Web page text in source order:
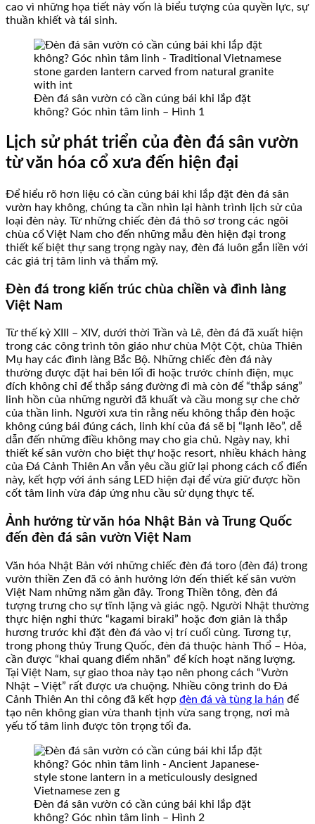
cao vì những họa tiết này vốn là biểu tượng của quyền lực, sự
thuần khiết và tái sinh.
Đèn đá sân vườn có cần cúng bái khi lắp đặt
không? Góc nhìn tâm linh – Hình 1
Lịch sử phát triển của đèn đá sân vườn
từ văn hóa cổ xưa đến hiện đại
Để hiểu rõ hơn liệu có cần cúng bái khi lắp đặt đèn đá sân
vườn hay không, chúng ta cần nhìn lại hành trình lịch sử của
loại đèn này. Từ những chiếc đèn đá thô sơ trong các ngôi
chùa cổ Việt Nam cho đến những mẫu đèn hiện đại trong
thiết kế biệt thự sang trọng ngày nay, đèn đá luôn gắn liền với
các giá trị tâm linh và thẩm mỹ.
Đèn đá trong kiến trúc chùa chiền và đình làng
Việt Nam
Từ thế kỷ XIII – XIV, dưới thời Trần và Lê, đèn đá đã xuất hiện
trong các công trình tôn giáo như chùa Một Cột, chùa Thiên
Mụ hay các đình làng Bắc Bộ. Những chiếc đèn đá này
thường được đặt hai bên lối đi hoặc trước chính điện, mục
đích không chỉ để thắp sáng đường đi mà còn để “thắp sáng”
linh hồn của những người đã khuất và cầu mong sự che chở
của thần linh. Người xưa tin rằng nếu không thắp đèn hoặc
không cúng bái đúng cách, linh khí của đá sẽ bị “lạnh lẽo”, dễ
dẫn đến những điều không may cho gia chủ. Ngày nay, khi
thiết kế sân vườn cho biệt thự hoặc resort, nhiều khách hàng
của Đá Cảnh Thiên An vẫn yêu cầu giữ lại phong cách cổ điển
này, kết hợp với ánh sáng LED hiện đại để vừa giữ được hồn
cốt tâm linh vừa đáp ứng nhu cầu sử dụng thực tế.
Ảnh hưởng từ văn hóa Nhật Bản và Trung Quốc
đến đèn đá sân vườn Việt Nam
Văn hóa Nhật Bản với những chiếc đèn đá toro (đèn đá) trong
vườn thiền Zen đã có ảnh hưởng lớn đến thiết kế sân vườn
Việt Nam những năm gần đây. Trong Thiền tông, đèn đá
tượng trưng cho sự tĩnh lặng và giác ngộ. Người Nhật thường
thực hiện nghi thức “kagami biraki” hoặc đơn giản là thắp
hương trước khi đặt đèn đá vào vị trí cuối cùng. Tương tự,
trong phong thủy Trung Quốc, đèn đá thuộc hành Thổ – Hỏa,
cần được “khai quang điểm nhãn” để kích hoạt năng lượng.
Tại Việt Nam, sự giao thoa này tạo nên phong cách “Vườn
Nhật – Việt” rất được ưa chuộng. Nhiều công trình do Đá
Cảnh Thiên An thi công đã kết hợp đèn đá và tùng la hán để
tạo nên không gian vừa thanh tịnh vừa sang trọng, nơi mà
yếu tố tâm linh được tôn trọng tối đa.
Đèn đá sân vườn có cần cúng bái khi lắp đặt
không? Góc nhìn tâm linh – Hình 2